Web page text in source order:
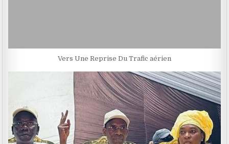
Vers Une Reprise Du Trafic aérien